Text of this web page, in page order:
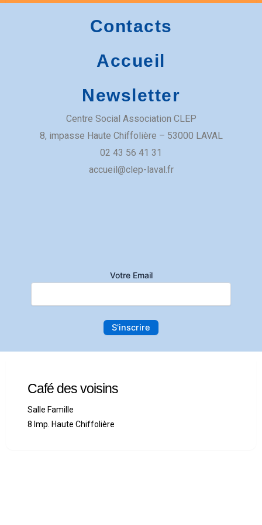
Café des voisins
8 Imp. Haute Chiffolière
Café des voisins
Salle Famille
8 Imp. Haute Chiffolière
Contacts
Accueil
Newsletter
Centre Social Association CLEP
​8, impasse Haute Chiffolière – 53000 LAVAL​
02 43 56 41 31
accueil@clep-laval.fr
Votre Email